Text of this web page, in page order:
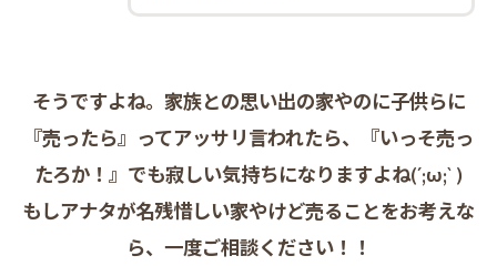
そうですよね。家族との思い出の家やのに子供らに
『売ったら』ってアッサリ言われたら、『いっそ売っ
たろか！』でも寂しい気持ちになりますよね(´;ω;` )
もしアナタが名残惜しい家やけど売ることをお考えな
ら、一度ご相談ください！！